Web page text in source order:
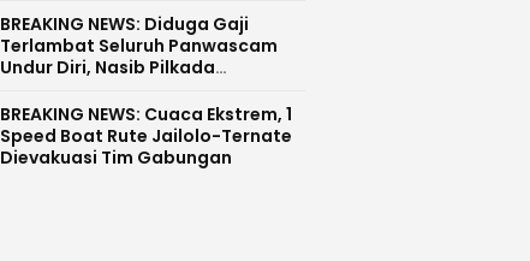
BREAKING NEWS: Diduga Gaji
Terlambat Seluruh Panwascam
Undur Diri, Nasib Pilkada
BREAKING NEWS: Cuaca Ekstrem, 1
Speed Boat Rute Jailolo-Ternate
Dievakuasi Tim Gabungan